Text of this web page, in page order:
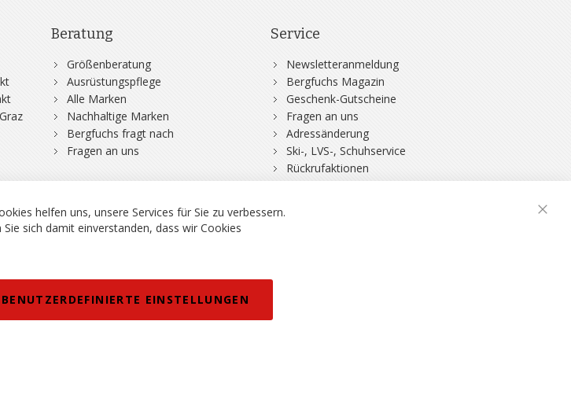
Beratung
Größenberatung
Ausrüstungspflege
Alle Marken
Nachhaltige Marken
Bergfuchs fragt nach
Fragen an uns
Service
Newsletteranmeldung
Bergfuchs Magazin
Geschenk-Gutscheine
Fragen an uns
Adressänderung
Ski-, LVS-, Schuhservice
Rückrufaktionen
DSV-Skiversicherung
AGB Datenschutz
Barrierefreiheitserklärung
Vorrat reicht. Fehler, Irrtümer und Preisänderungen vorbehalten.